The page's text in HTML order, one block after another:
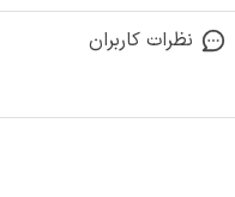
نظرات کاربران